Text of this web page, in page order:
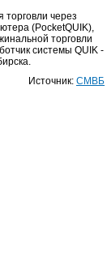
торговли через
(PocketQUIK),
торговли
системы QUIK -
Источник: СМВБ